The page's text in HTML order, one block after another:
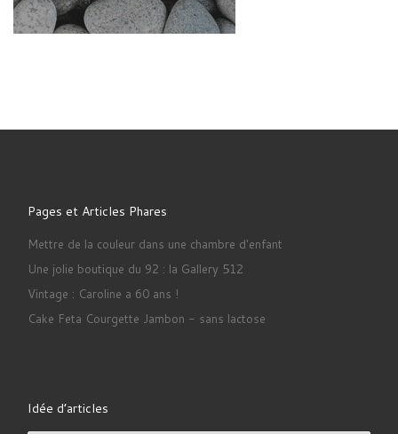
Pages et Articles Phares
Mettre de la couleur dans une chambre d'enfant
Une jolie boutique du 92 : la Gallery 512
Vintage : Caroline a 60 ans !
Cake Feta Courgette Jambon - sans lactose
Idée d’articles